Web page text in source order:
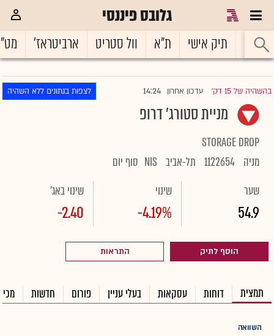
גלובס פיננסי
ראשי תיק אישי ת"א וול סטריט ארביטראז'
בהשהיה של 15 דק' |עדכון אחרון 14:24 לצפות בנתונים ללא השהיה
מניית סטורג' דרופ
STORAGE DROP
מניה 1122654 תל-אביב NIS סוף יום
שער
54.9
שינוי
-4.19%
שינוי באג'
-2.40
הוסף לתיק התראות
תמצית דוחות עסקאות בעלי עניין פורום חדשות
השוואה